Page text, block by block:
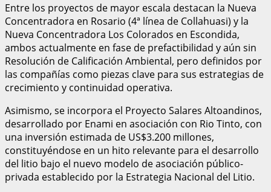
Entre los proyectos de mayor escala destacan la Nueva
Concentradora en Rosario (4ª línea de Collahuasi) y la
Nueva Concentradora Los Colorados en Escondida,
ambos actualmente en fase de prefactibilidad y aún sin
Resolución de Calificación Ambiental, pero definidos por
las compañías como piezas clave para sus estrategias de
crecimiento y continuidad operativa.
Asimismo, se incorpora el Proyecto Salares Altoandinos,
desarrollado por Enami en asociación con Rio Tinto, con
una inversión estimada de US$3.200 millones,
constituyéndose en un hito relevante para el desarrollo
del litio bajo el nuevo modelo de asociación público-
privada establecido por la Estrategia Nacional del Litio.